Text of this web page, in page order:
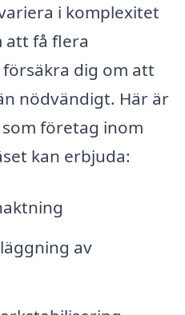
i komplexitet
att få flera
dig om att
nödvändigt. Här är
företag inom
kan erbjuda:
av